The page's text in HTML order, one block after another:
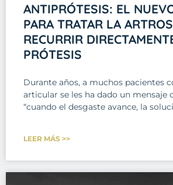
ANTIPRÓTESIS: EL
PARA TRATAR LA
RECURRIR
PRÓTESIS
Durante años, a muchos pacientes
articular se les ha dado un mensaje
“cuando el desgaste avance, la
LEER MÁS >>